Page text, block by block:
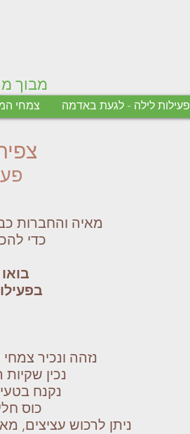
מבוך
פעילות לילה - לגעת באדמה צמחי
מאיה והחברות
כדי
נזהה ונכיר
נכין
נקנח
כוס
ניתן לרכוש עציצים,